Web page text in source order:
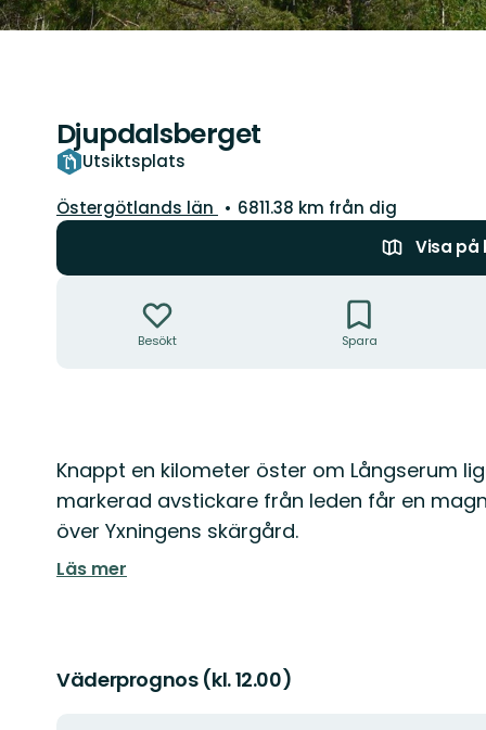
Djupdalsberget
Utsiktsplats
Län:
Östergötlands län
6811.38 km från dig
Visa på
Besökt Spara
Beskrivning
Knappt en kilometer öster om Långserum
markerad avstickare från leden får en
över Yxningens skärgård.
Läs mer
Väderprognos (kl. 12.00)